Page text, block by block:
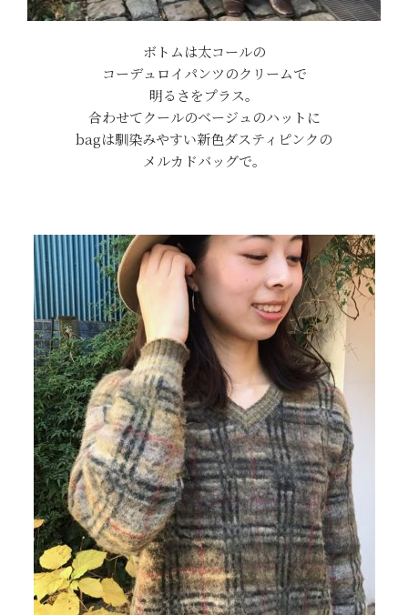
ボトムは太コールの
コーデュロイパンツのクリームで
明るさをプラス。
合わせてクールのベージュのハットに
bagは馴染みやすい新色ダスティピンクの
メルカドバッグで。